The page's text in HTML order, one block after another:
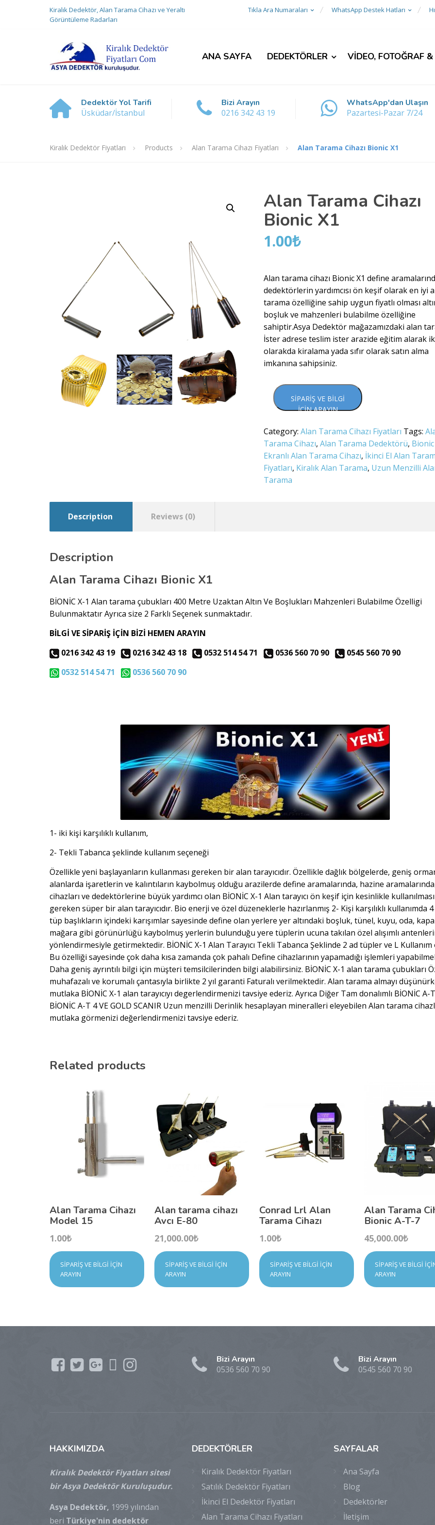
Kiralık Dedektör, Alan Tarama Cihazı ve Yeraltı
Görüntüleme Radarları
Tıkla Ara Numaraları WhatsApp Destek Hatları
ANA SAYFA DEDEKTÖRLER VİDEO, FOTOĞRAF
Dedektör Yol Tarifi
Üsküdar/İstanbul
Bizi Arayın
0216 342 43 19
WhatsApp'dan Ulaşın
Pazartesi-Pazar 7/24
Kiralık Dedektör Fiyatları Products Alan Tarama Cihazı Fiyatları Alan Tarama Cihazı Bionic X1
Alan Tarama Cihazı
Bionic X1
1.00₺
Alan tarama cihazı Bionic X1 define
dedektörlerin yardımcısı ön keşif olarak en iyi
tarama özelliğine sahip uygun fiyatlı olması
boşluk ve mahzenleri bulabilme özelliğine
sahiptir.Asya Dedektör mağazamızdaki alan
İster adrese teslim ister arazide eğitim alarak
olarakda kiralama yada sıfır olarak satın alma
imkanına sahipsiniz.
SIPARIŞ VE BILGI
İÇIN ARAYIN
Category: Alan Tarama Cihazı Fiyatları Tags:
Tarama Cihazı, Alan Tarama Dedektörü, Bionic
Ekranlı Alan Tarama Cihazı, İkinci El Alan
Fiyatları, Kiralık Alan Tarama, Uzun Menzilli
Tarama
Description Reviews (0)
Description
Alan Tarama Cihazı Bionic X1
BİONİC X-1 Alan tarama çubukları 400 Metre Uzaktan Altın Ve Boşlukları Mahzenleri Bulabilme Özelligi
Bulunmaktatır Ayrıca size 2 Farklı Seçenek sunmaktadır.
BİLGİ VE SİPARİŞ İÇİN BİZİ HEMEN ARAYIN
0216 342 43 19
0216 342 43 18 0532 514 54 71 0536 560 70 90
0545 560 70 90
0532 514 54 71
0536 560 70 90
1- iki kişi karşılıklı kullanım,
2- Tekli Tabanca şeklinde kullanım seçeneği
Özellikle yeni başlayanların kullanması gereken bir alan tarayıcıdır. Özellikle dağlık bölgelerde, geniş
alanlarda işaretlerin ve kalıntıların kaybolmuş olduğu arazilerde define aramalarında, hazine
cihazları ve dedektörlerine büyük yardımcı olan BİONİC X-1 Alan tarayıcı ön keşif için kesinlikle kullanılması
gereken süper bir alan tarayıcıdır. Bio enerji ve özel düzeneklerle hazırlanmış 2- Kişi karşılıklı kullanımda
tüp başlıkların içindeki karışımlar sayesinde define olan yerlere yer altındaki boşluk, tünel, kuyu, oda,
mağara gibi görünürlüğü kaybolmuş yerlerin bulunduğu yere tüplerin ucuna takılan özel alışımlı
yönlendirmesiyle getirmektedir. BİONİC X-1 Alan Tarayıcı Tekli Tabanca Şeklinde 2 ad tüpler ve L
Bu özelliği sayesinde çok daha kısa zamanda çok pahalı Define cihazlarının yapamadığı işlemleri
Daha geniş ayrıntılı bilgi için müşteri temsilcilerinden bilgi alabilirsiniz. BİONİC X-1 alan tarama çubukları
muhafazalı ve korumalı çantasıyla birlikte 2 yıl garanti Faturalı verilmektedir. Alan tarama almayı
mutlaka BİONİC X-1 alan tarayıcıyı degerlendirmenizi tavsiye ederiz. Ayrıca Diğer Tam donalımlı BİONİC A-
BİONİC A-T 4 VE GOLD SCANIR Uzun menzilli Derinlik hesaplayan mineralleri eleyebilen Alan tarama
mutlaka görmenizi değerlendirmenizi tavsiye ederiz.
Related products
Alan Tarama Cihazı
Model 15
1.00₺
SIPARIŞ VE BILGI İÇIN
ARAYIN
Alan tarama cihazı
Avcı E-80
21,000.00₺
SIPARIŞ VE BILGI İÇIN
ARAYIN
Conrad Lrl Alan
Tarama Cihazı
1.00₺
SIPARIŞ VE BILGI İÇIN
ARAYIN
Alan Tarama
Bionic A-T-7
45,000.00₺
SIPARIŞ VE BILGI
ARAYIN
Bizi Arayın
0536 560 70 90
Bizi Arayın
0545 560 70 90
HAKKIMIZDA
Kiralık Dedektör Fiyatları sitesi
bir Asya Dedektör Kuruluşudur.
Asya Dedektör, 1999 yılından
beri Türkiye'nin dedektör
DEDEKTÖRLER
Kiralık Dedektör Fiyatları
Satılık Dedektör Fiyatları
İkinci El Dedektör Fiyatları
Alan Tarama Cihazı Fiyatları
SAYFALAR
Ana Sayfa
Blog
Dedektörler
İletişim